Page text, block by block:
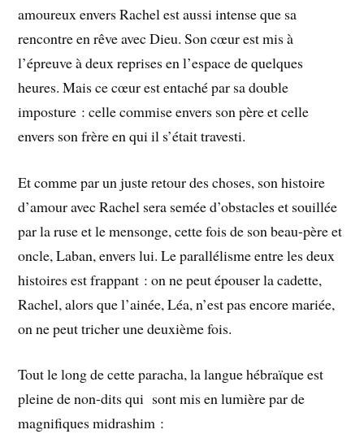
amoureux envers Rachel est aussi intense que sa
rencontre en rêve avec Dieu. Son cœur est mis à
l’épreuve à deux reprises en l’espace de quelques
heures. Mais ce cœur est entaché par sa double
imposture : celle commise envers son père et celle
envers son frère en qui il s’était travesti.
Et comme par un juste retour des choses, son histoire
d’amour avec Rachel sera semée d’obstacles et souillée
par la ruse et le mensonge, cette fois de son beau-père et
oncle, Laban, envers lui. Le parallélisme entre les deux
histoires est frappant : on ne peut épouser la cadette,
Rachel, alors que l’ainée, Léa, n’est pas encore mariée,
on ne peut tricher une deuxième fois.
Tout le long de cette paracha, la langue hébraïque est
pleine de non-dits qui sont mis en lumière par de
magnifiques midrashim :